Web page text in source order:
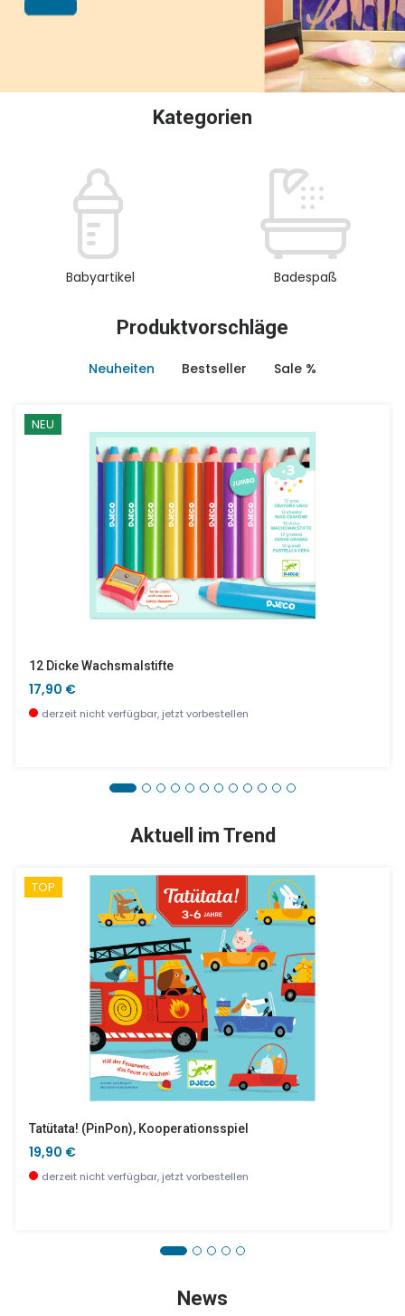
Kategorien
Babyartikel Badespaß
Produktvorschläge
Neuheiten Bestseller Sale %
NEU
12 Dicke Wachsmalstifte
17,90 €
derzeit nicht verfügbar, jetzt vorbestellen
Junzo Taptap - Hammerbank
Wasserparadies - 54 Pcs
Aktuell im Trend
TOP
Tatütata! (PinPon), Kooperationsspiel
19,90 €
derzeit nicht verfügbar, jetzt vorbestellen
News